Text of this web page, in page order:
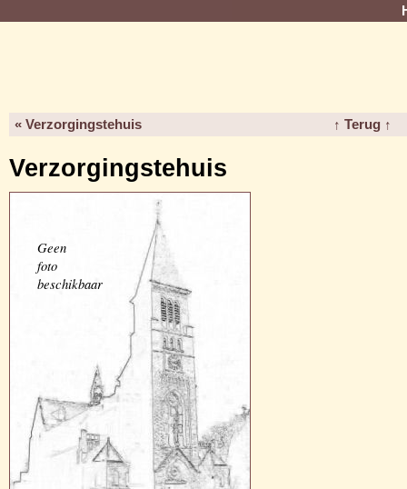
« Verzorgingstehuis ↑ Terug ↑
Verzorgingstehuis
Geen
foto
beschikbaar